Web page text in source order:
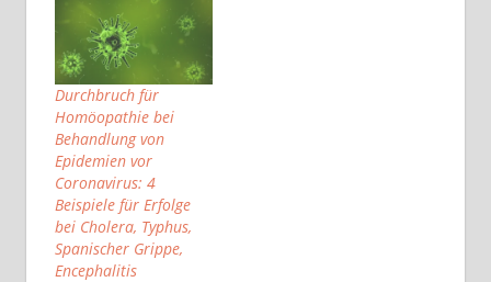
Durchbruch für
Homöopathie bei
Behandlung von
Epidemien vor
Coronavirus: 4
Beispiele für Erfolge
bei Cholera, Typhus,
Spanischer Grippe,
Encephalitis